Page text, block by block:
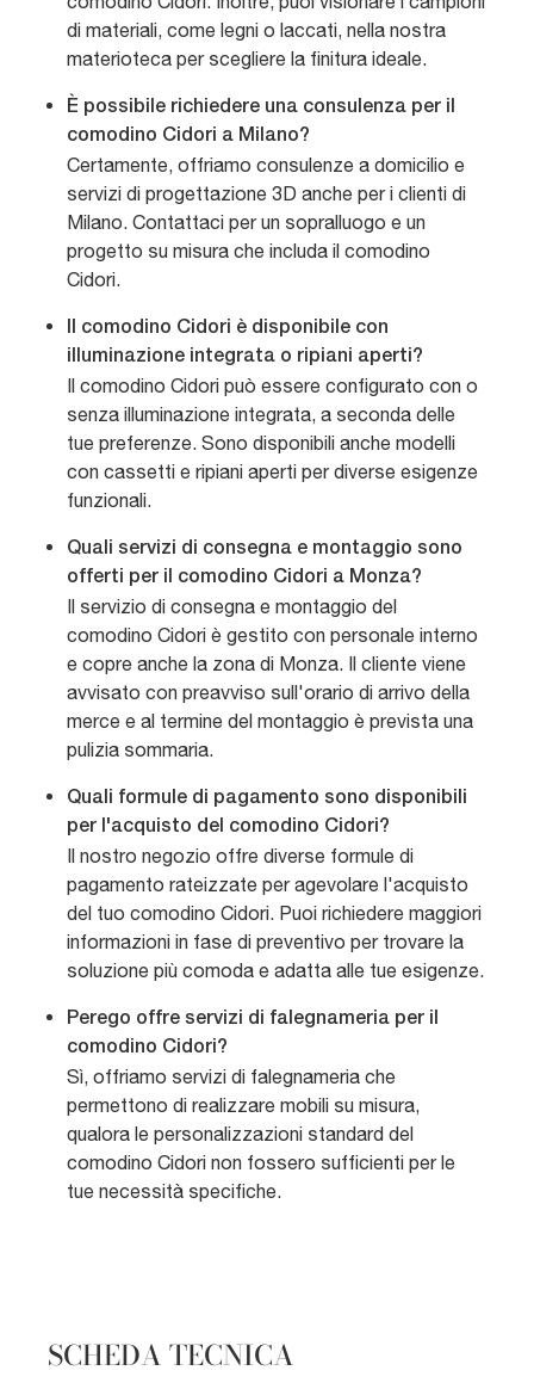
di materiali, come legni o laccati, nella nostra
materioteca per scegliere la finitura ideale.
È possibile richiedere una consulenza per il
comodino Cidori a Milano?
Certamente, offriamo consulenze a domicilio e
servizi di progettazione 3D anche per i clienti di
Milano. Contattaci per un sopralluogo e un
progetto su misura che includa il comodino
Cidori.
Il comodino Cidori è disponibile con
illuminazione integrata o ripiani aperti?
Il comodino Cidori può essere configurato con o
senza illuminazione integrata, a seconda delle
tue preferenze. Sono disponibili anche modelli
con cassetti e ripiani aperti per diverse esigenze
funzionali.
Quali servizi di consegna e montaggio sono
offerti per il comodino Cidori a Monza?
Il servizio di consegna e montaggio del
comodino Cidori è gestito con personale interno
e copre anche la zona di Monza. Il cliente viene
avvisato con preavviso sull'orario di arrivo della
merce e al termine del montaggio è prevista una
pulizia sommaria.
Quali formule di pagamento sono disponibili
per l'acquisto del comodino Cidori?
Il nostro negozio offre diverse formule di
pagamento rateizzate per agevolare l'acquisto
del tuo comodino Cidori. Puoi richiedere maggiori
informazioni in fase di preventivo per trovare la
soluzione più comoda e adatta alle tue esigenze.
Perego offre servizi di falegnameria per il
comodino Cidori?
Sì, offriamo servizi di falegnameria che
permettono di realizzare mobili su misura,
qualora le personalizzazioni standard del
comodino Cidori non fossero sufficienti per le
tue necessità specifiche.
SCHEDA TECNICA